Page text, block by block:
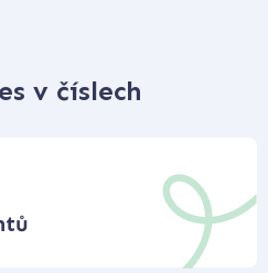
v číslech